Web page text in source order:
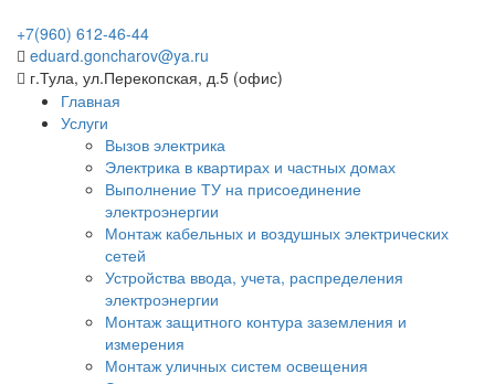
+7(960) 612-46-44
eduard.goncharov@ya.ru
г.Тула, ул.Перекопская, д.5 (офис)
Главная
Услуги
Вызов электрика
Электрика в квартирах и частных домах
Выполнение ТУ на присоединение
электроэнергии
Монтаж кабельных и воздушных электрических
сетей
Устройства ввода, учета, распределения
электроэнергии
Монтаж защитного контура заземления и
измерения
Монтаж уличных систем освещения